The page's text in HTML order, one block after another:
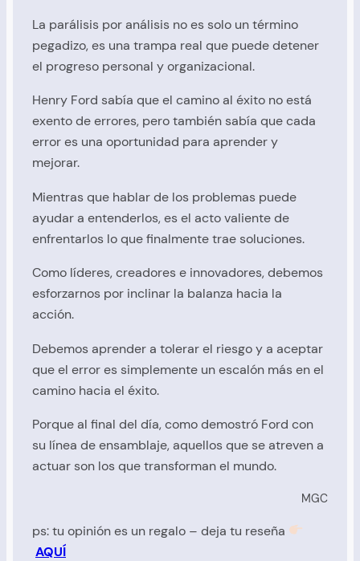
La parálisis por análisis no es solo un término
pegadizo, es una trampa real que puede detener
el progreso personal y organizacional.
Henry Ford sabía que el camino al éxito no está
exento de errores, pero también sabía que cada
error es una oportunidad para aprender y
mejorar.
Mientras que hablar de los problemas puede
ayudar a entenderlos, es el acto valiente de
enfrentarlos lo que finalmente trae soluciones.
Como líderes, creadores e innovadores, debemos
esforzarnos por inclinar la balanza hacia la
acción.
Debemos aprender a tolerar el riesgo y a aceptar
que el error es simplemente un escalón más en el
camino hacia el éxito.
Porque al final del día, como demostró Ford con
su línea de ensamblaje, aquellos que se atreven a
actuar son los que transforman el mundo.
MGC
ps: tu opinión es un regalo – deja tu reseña
AQUÍ